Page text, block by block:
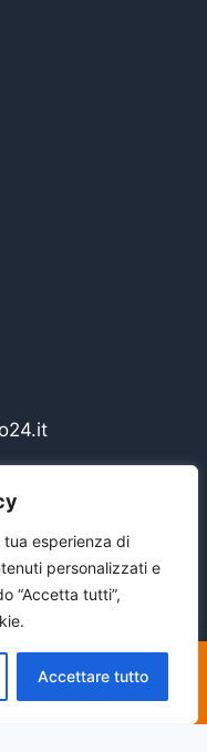
tua esperienza di
personalizzati e
“Accetta tutti”,
Accettare tutto
Codrin © 2026
01379550328